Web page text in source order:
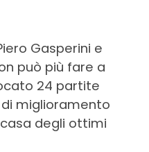
Gasperini e
può più fare a
24 partite
miglioramento
degli ottimi